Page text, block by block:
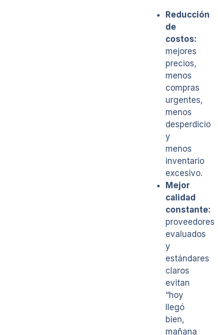
Reducción
de
costos:
mejores
precios,
menos
compras
urgentes,
menos
desperdicio
y
menos
inventario
excesivo.
Mejor
calidad
constante:
proveedores
evaluados
y
estándares
claros
evitan
“hoy
llegó
bien,
mañana